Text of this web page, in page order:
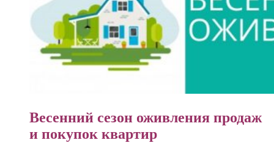
Весенний сезон оживления продаж
и покупок квартир